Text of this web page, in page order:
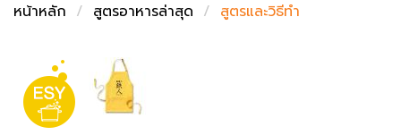
หน้าหลัก
สูตรอาหารล่าสุด สูตรและวิธีทำ